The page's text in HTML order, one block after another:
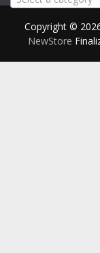
Copyright ©
NewStore